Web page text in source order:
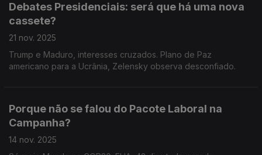
Debates Presidenciais: será que há uma nova
cassete?
21 nov. 2025
Trump e Maduro, interesses cruzados. Plano de Paz
americano para a Ucrânia, Zelensky observa desconfiado.
Porque não se falou do Pacote Laboral na
Campanha?
14 nov. 2025